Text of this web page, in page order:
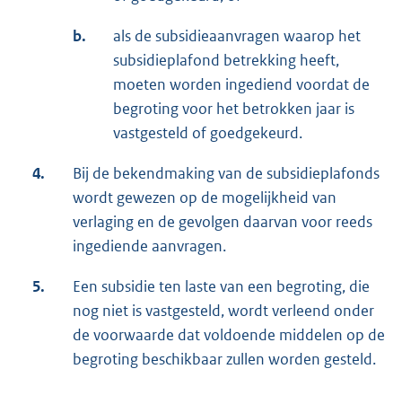
b.
als de subsidieaanvragen waarop het
subsidieplafond betrekking heeft,
moeten worden ingediend voordat de
begroting voor het betrokken jaar is
vastgesteld of goedgekeurd.
4.
Bij de bekendmaking van de subsidieplafonds
wordt gewezen op de mogelijkheid van
verlaging en de gevolgen daarvan voor reeds
ingediende aanvragen.
5.
Een subsidie ten laste van een begroting, die
nog niet is vastgesteld, wordt verleend onder
de voorwaarde dat voldoende middelen op de
begroting beschikbaar zullen worden gesteld.